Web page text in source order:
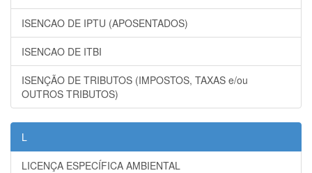
ISENCAO DE IPTU (APOSENTADOS)
ISENCAO DE ITBI
ISENÇÃO DE TRIBUTOS (IMPOSTOS, TAXAS e/ou
OUTROS TRIBUTOS)
L
LICENÇA ESPECÍFICA AMBIENTAL